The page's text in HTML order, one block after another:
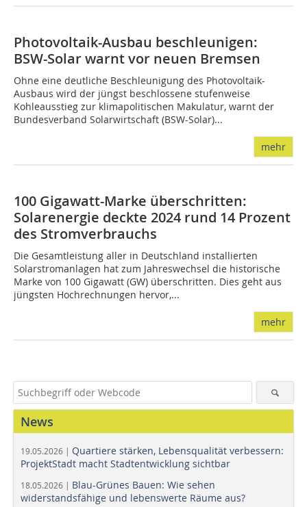
Photovoltaik-Ausbau beschleunigen:
BSW-Solar warnt vor neuen Bremsen
Ohne eine deutliche Beschleunigung des Photovoltaik-
Ausbaus wird der jüngst beschlossene stufenweise
Kohleausstieg zur klimapolitischen Makulatur, warnt der
Bundesverband Solarwirtschaft (BSW-Solar)...
mehr
100 Gigawatt-Marke überschritten:
Solarenergie deckte 2024 rund 14 Prozent
des Stromverbrauchs
Die Gesamtleistung aller in Deutschland installierten
Solarstromanlagen hat zum Jahreswechsel die historische
Marke von 100 Gigawatt (GW) überschritten. Dies geht aus
jüngsten Hochrechnungen hervor,...
mehr
News
19.05.2026 | Quartiere stärken, Lebensqualität verbessern:
ProjektStadt macht Stadtentwicklung sichtbar
18.05.2026 | Blau-Grünes Bauen: Wie sehen
widerstandsfähige und lebenswerte Räume aus?